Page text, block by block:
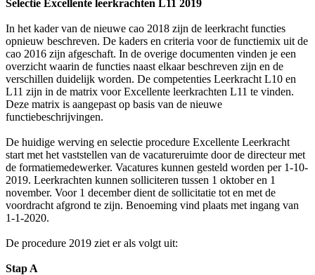
Selectie Excellente leerkrachten L11 2019
In het kader van de nieuwe cao 2018 zijn de leerkracht functies
opnieuw beschreven. De kaders en criteria voor de functiemix uit de
cao 2016 zijn afgeschaft. In de overige documenten vinden je een
overzicht waarin de functies naast elkaar beschreven zijn en de
verschillen duidelijk worden. De competenties Leerkracht L10 en
L11 zijn in de matrix voor Excellente leerkrachten L11 te vinden.
Deze matrix is aangepast op basis van de nieuwe
functiebeschrijvingen.
De huidige werving en selectie procedure Excellente Leerkracht
start met het vaststellen van de vacatureruimte door de directeur met
de formatiemedewerker. Vacatures kunnen gesteld worden per 1-10-
2019. Leerkrachten kunnen solliciteren tussen 1 oktober en 1
november. Voor 1 december dient de sollicitatie tot en met de
voordracht afgrond te zijn. Benoeming vind plaats met ingang van
1-1-2020.
De procedure 2019 ziet er als volgt uit:
Stap A